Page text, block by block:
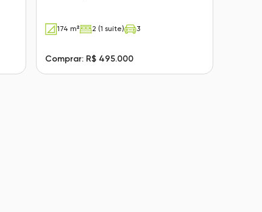
174 m² 2 (1 suíte) 3
Comprar: R$ 495.000